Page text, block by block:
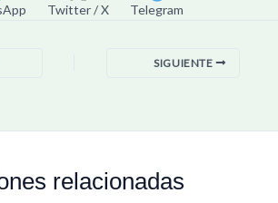
Twitter / X Telegram
SIGUIENTE
relacionadas